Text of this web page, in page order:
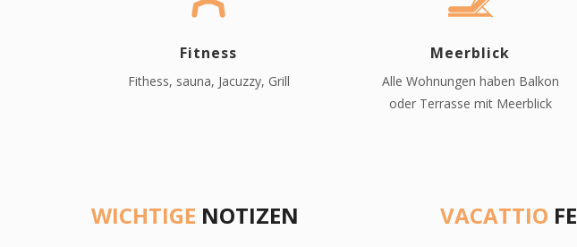
Fitness
Fithess, sauna, Jacuzzy, Grill
Meerblick
Alle Wohnungen haben Balkon
oder Terrasse mit Meerblick
WICHTIGE NOTIZEN VACATTIO